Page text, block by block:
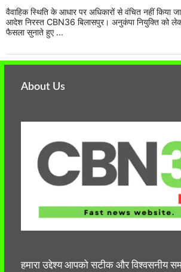
वैवाहिक स्थिति के आधार पर अधिकारों से वंचित नहीं किया
आदेश निरस्त CBN36 बिलासपुर। अनुकंपा नियुक्ति को
फैसला सुनाते हुए ...
About Us
हमारा उद्देश्य आपको सटीक और विश्वसनीय